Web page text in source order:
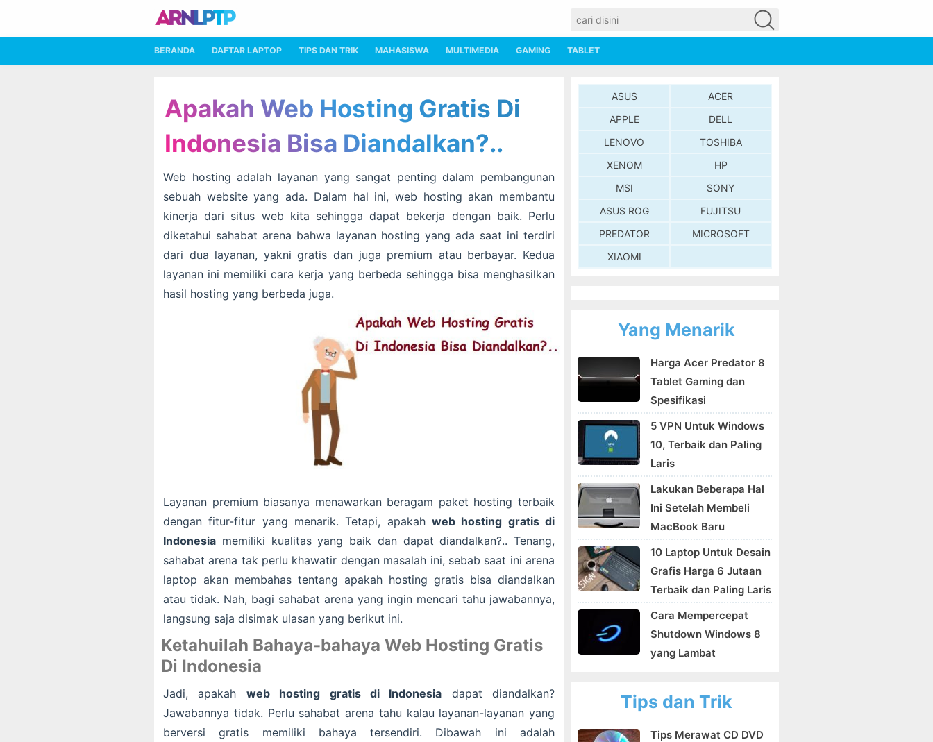
BERANDA DAFTAR LAPTOP TIPS DAN TRIK MAHASISWA MULTIMEDIA GAMING TABLET
Apakah Web Hosting Gratis Di
Indonesia Bisa Diandalkan?..
Web hosting adalah layanan yang sangat penting dalam pembangunan
sebuah website yang ada. Dalam hal ini, web hosting akan membantu
kinerja dari situs web kita sehingga dapat bekerja dengan baik. Perlu
diketahui sahabat arena bahwa layanan hosting yang ada saat ini terdiri
dari dua layanan, yakni gratis dan juga premium atau berbayar. Kedua
layanan ini memiliki cara kerja yang berbeda sehingga bisa menghasilkan
hasil hosting yang berbeda juga.
Layanan premium biasanya menawarkan beragam paket hosting terbaik
dengan fitur-fitur yang menarik. Tetapi, apakah web hosting gratis di
Indonesia memiliki kualitas yang baik dan dapat diandalkan?.. Tenang,
sahabat arena tak perlu khawatir dengan masalah ini, sebab saat ini arena
laptop akan membahas tentang apakah hosting gratis bisa diandalkan
atau tidak. Nah, bagi sahabat arena yang ingin mencari tahu jawabannya,
langsung saja disimak ulasan yang berikut ini.
Ketahuilah Bahaya-bahaya Web Hosting Gratis
Di Indonesia
Jadi, apakah web hosting gratis di Indonesia dapat diandalkan?
Jawabannya tidak. Perlu sahabat arena tahu kalau layanan-layanan yang
berversi gratis memiliki bahaya tersendiri. Dibawah ini adalah
ASUS
ACER
APPLE
DELL
LENOVO
TOSHIBA
XENOM
HP
MSI
SONY
ASUS ROG
FUJITSU
PREDATOR
MICROSOFT
XIAOMI
Yang Menarik
Harga Acer Predator 8
Tablet Gaming dan
Spesifikasi
5 VPN Untuk Windows
10, Terbaik dan Paling
Laris
Lakukan Beberapa Hal
Ini Setelah Membeli
MacBook Baru
10 Laptop Untuk Desain
Grafis Harga 6 Jutaan
Terbaik dan Paling Laris
Cara Mempercepat
Shutdown Windows 8
yang Lambat
Tips dan Trik
Tips Merawat CD DVD